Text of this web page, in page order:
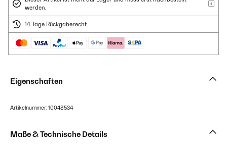
werden.
14 Tage Rückgaberecht
Eigenschaften
Artikelnummer: 10048534
Maße & Technische Details